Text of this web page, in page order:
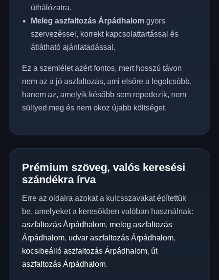
úthálózatra.
Meleg aszfaltozás Árpádhalomgyors
szervezéssel, korrekt kapcsolattartással és
átlátható ajánlatadással.
Ez a szemlélet azért fontos, mert hosszú távon
nem az a jó aszfaltozás, ami elsőre a legolcsóbb,
hanem az, amelyik később sem repedezik, nem
süllyed meg és nem okoz újabb költséget.
Prémium szöveg, valós keresési
szándékra írva
Erre az oldalra azokat a kulcsszavakat építettük
be, amelyeket a keresőkben valóban használnak:
aszfaltozás Árpádhalom, meleg aszfaltozás
Árpádhalom, udvar aszfaltozás Árpádhalom,
kocsibeálló aszfaltozás Árpádhalom, út
aszfaltozás Árpádhalom.